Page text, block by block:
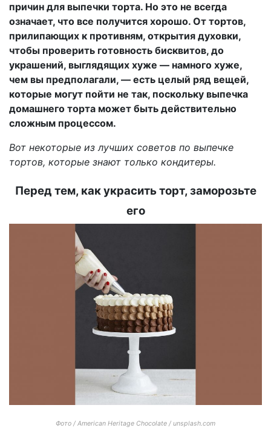
причин для выпечки торта. Но это не всегда
означает, что все получится хорошо. От тортов,
прилипающих к противням, открытия духовки,
чтобы проверить готовность бисквитов, до
украшений, выглядящих хуже — намного хуже,
чем вы предполагали, — есть целый ряд вещей,
которые могут пойти не так, поскольку выпечка
домашнего торта может быть действительно
сложным процессом.
Вот некоторые из лучших советов по выпечке
тортов, которые знают только кондитеры.
Перед тем, как украсить торт, заморозьте
его
Фото / American Heritage Chocolate / unsplash.com